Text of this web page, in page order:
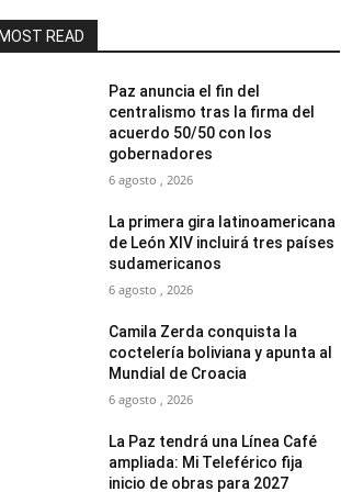
READ
Paz anuncia el fin del
centralismo tras la firma del
acuerdo 50/50 con los
gobernadores
6 agosto , 2026
La primera gira latinoamericana
de León XIV incluirá tres países
sudamericanos
6 agosto , 2026
Camila Zerda conquista la
coctelería boliviana y apunta al
Mundial de Croacia
6 agosto , 2026
La Paz tendrá una Línea Café
ampliada: Mi Teleférico fija
inicio de obras para 2027